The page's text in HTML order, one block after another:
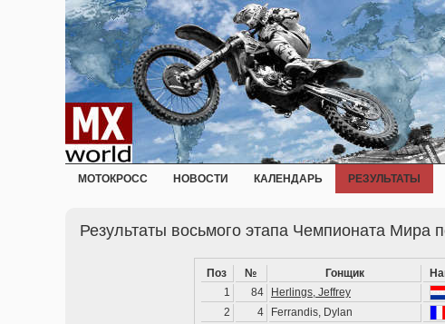
МОТОКРОСС НОВОСТИ КАЛЕНДАРЬ РЕЗУЛЬТАТЫ
Результаты восьмого этапа Чемпионата Мира
Поз № Гонщик
1
84 Herlings, Jeffrey
2
4 Ferrandis, Dylan